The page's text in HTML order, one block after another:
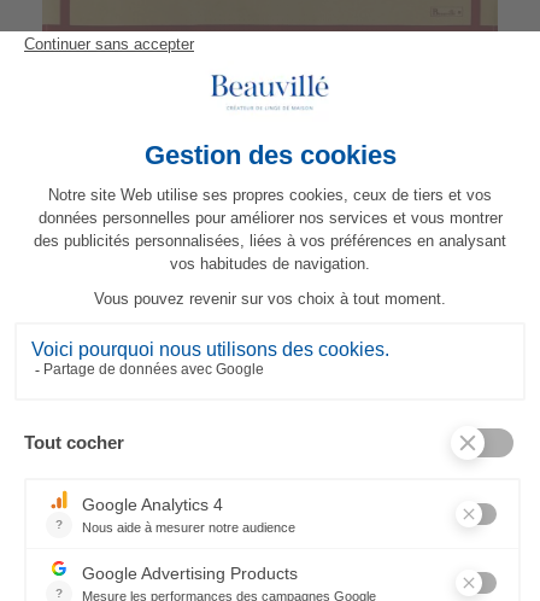
Serviette Bicolore - Or/Rouge